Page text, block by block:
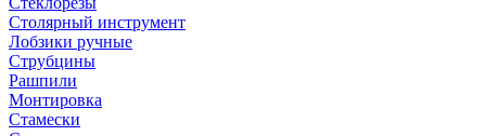
Столярный инструмент
Лобзики ручные
Струбцины
Рашпили
Монтировка
Стамески